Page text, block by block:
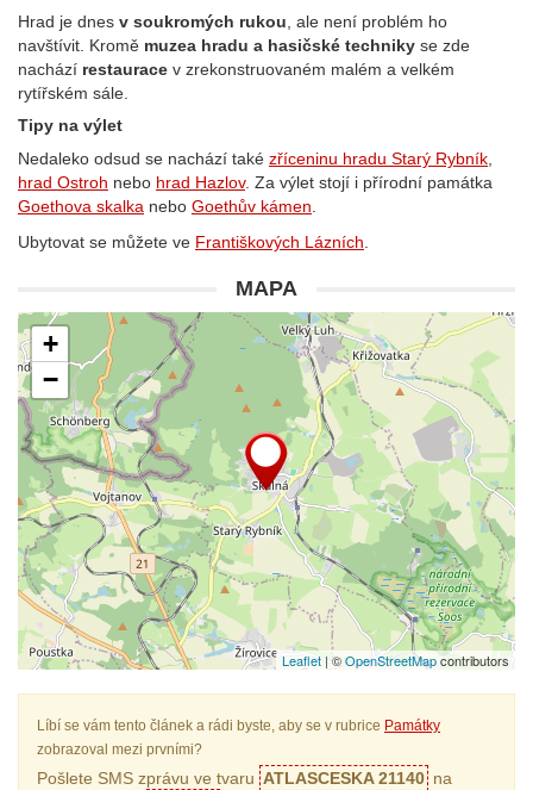
Hrad je dnes v soukromých rukou , ale není problém ho
navštívit. Kromě muzea hradu a hasičské techniky se zde
nachází restaurace v zrekonstruovaném malém a velkém
rytířském sále.
Tipy na výlet
Nedaleko odsud se nachází také zříceninu hradu Starý Rybník
hrad Ostroh nebo hrad Hazlov. Za výlet stojí i přírodní památka
Goethova skalka nebo Goethův kámen
Ubytovat se můžete ve Františkových Lázních
MAPA
+
−
Leaflet| ©OpenStreetMapcontributors
Líbí se vám tento článek a rádi byste, aby se v rubrice Památky
zobrazoval mezi prvními?
Pošlete SMS zprávu ve tvaru ATLASCESKA 21140 na